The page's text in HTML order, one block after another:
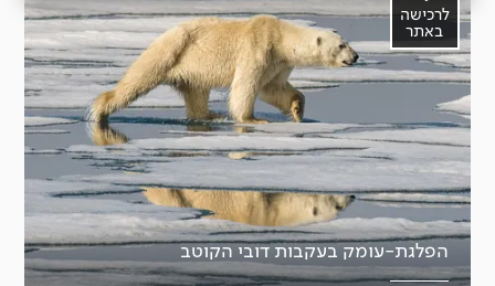
הפלגת-עומק בעקבות דובי הקוטב
לרכישה
באתר